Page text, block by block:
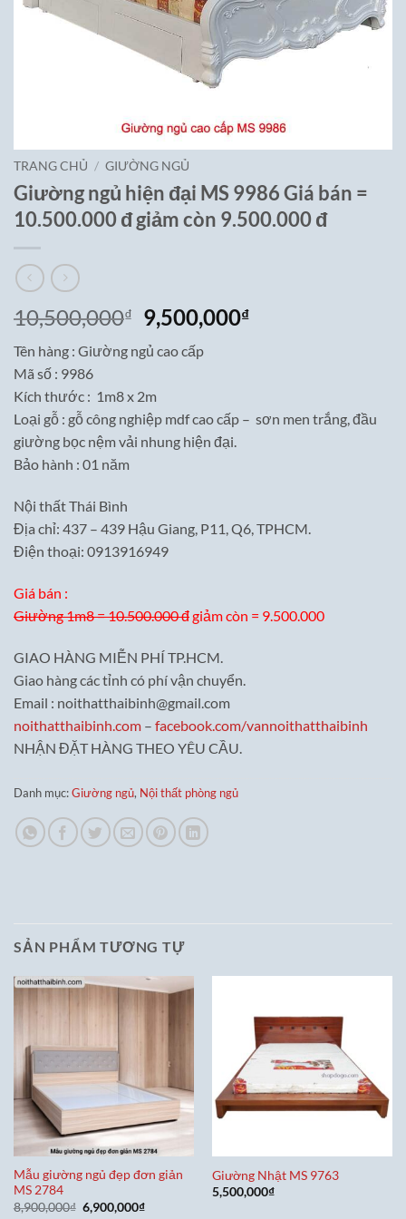
TRANG CHỦ / GIƯỜNG NGỦ
Giường ngủ hiện đại MS 9986 Giá bán =
10.500.000 đ giảm còn 9.500.000 đ
10,500,000₫
Giá
gốc
là:
9,500,000₫Giá
Tên hàng : Giường ngủ cao cấp
Mã số : 9986
Kích thước : 1m8 x 2m
Loại gỗ : gỗ công nghiệp mdf cao cấp – sơn men trắng, đầu
giường bọc nệm vải nhung hiện đại.
Bảo hành : 01 năm
Nội thất Thái Bình
Địa chỉ: 437 – 439 Hậu Giang, P11, Q6, TPHCM.
Điện thoại: 0913916949
Giá bán :
Giường 1m8 = 10.500.000 đgiảm còn = 9.500.000
GIAO HÀNG MIỄN PHÍ TP.HCM.
Giao hàng các tỉnh có phí vận chuyển.
Email : noithatthaibinh@gmail.com
noithatthaibinh.com – facebook.com/vannoithatthaibinh
NHẬN ĐẶT HÀNG THEO YÊU CẦU.
Danh mục:Giường ngủ, Nội thất phòng ngủ
SẢN PHẨM TƯƠNG TỰ
Mẫu giường ngủ đẹp đơn giản
MS 2784
8,900,000₫ Giá
6,900,000₫Giá
Giường Nhật MS 9763
5,500,000₫